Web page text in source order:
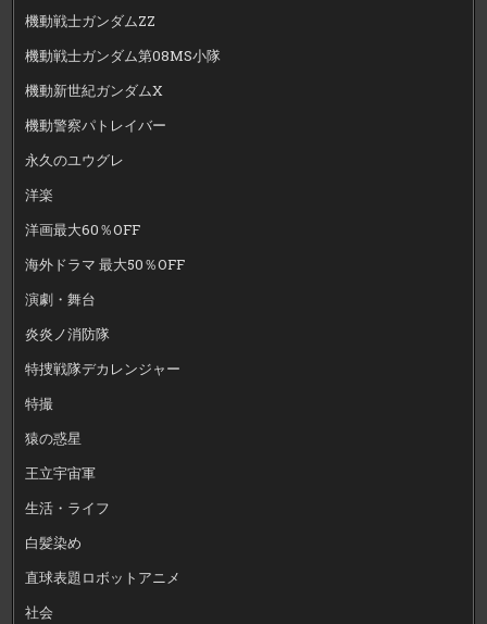
機動戦士ガンダムZZ
機動戦士ガンダム第08MS小隊
機動新世紀ガンダムX
機動警察パトレイバー
永久のユウグレ
洋楽
洋画最大60％OFF
海外ドラマ 最大50％OFF
演劇・舞台
炎炎ノ消防隊
特捜戦隊デカレンジャー
特撮
猿の惑星
王立宇宙軍
生活・ライフ
白髪染め
直球表題ロボットアニメ
社会